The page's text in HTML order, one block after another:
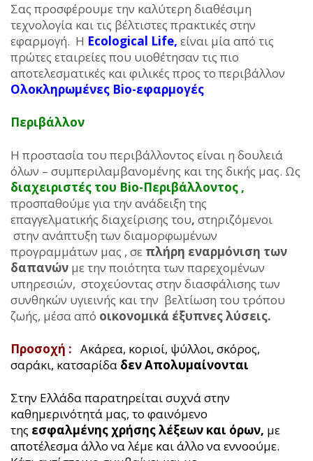
Σας προσφέρουμε την καλύτερη διαθέσιμη
τεχνολογία και τις βέλτιστες πρακτικές στην
εφαρμογή. Η Ecological Life, είναι μία από τις
πρώτες εταιρείες που υιοθέτησαν τις πιο
αποτελεσματικές και φιλικές προς το περιβάλλον
Ολοκληρωμένες Bio-εφαρμογές
Περιβάλλον
Η προστασία του περιβάλλοντος είναι η δουλειά
όλων – συμπεριλαμβανομένης και της δικής μας. Ως
διαχειριστές του Βio-Περιβάλλοντος ,
προσπαθούμε για την ανάδειξη της
επαγγελματικής διαχείρισης του, στηριζόμενοι
στην ανάπτυξη των διαμορφωμένων
προγραμμάτων μας , σε πλήρη εναρμόνιση των
δαπανών με την ποιότητα των παρεχομένων
υπηρεσιών, στοχεύοντας στην διασφάλισης των
συνθηκών υγιεινής και την βελτίωση του τρόπου
ζωής, μέσα από οικονομικά έξυπνες λύσεις.
Προσοχή : Ακάρεα, κοριοί, ψύλλοι, σκόρος,
σαράκι, κατσαρίδα δεν Απολυμαίνονται
Στην Ελλάδα παρατηρείται συχνά στην
καθημερινότητά μας, το φαινόμενο
της εσφαλμένης χρήσης λέξεων και όρων, με
αποτέλεσμα άλλο να λέμε και άλλο να εννοούμε.